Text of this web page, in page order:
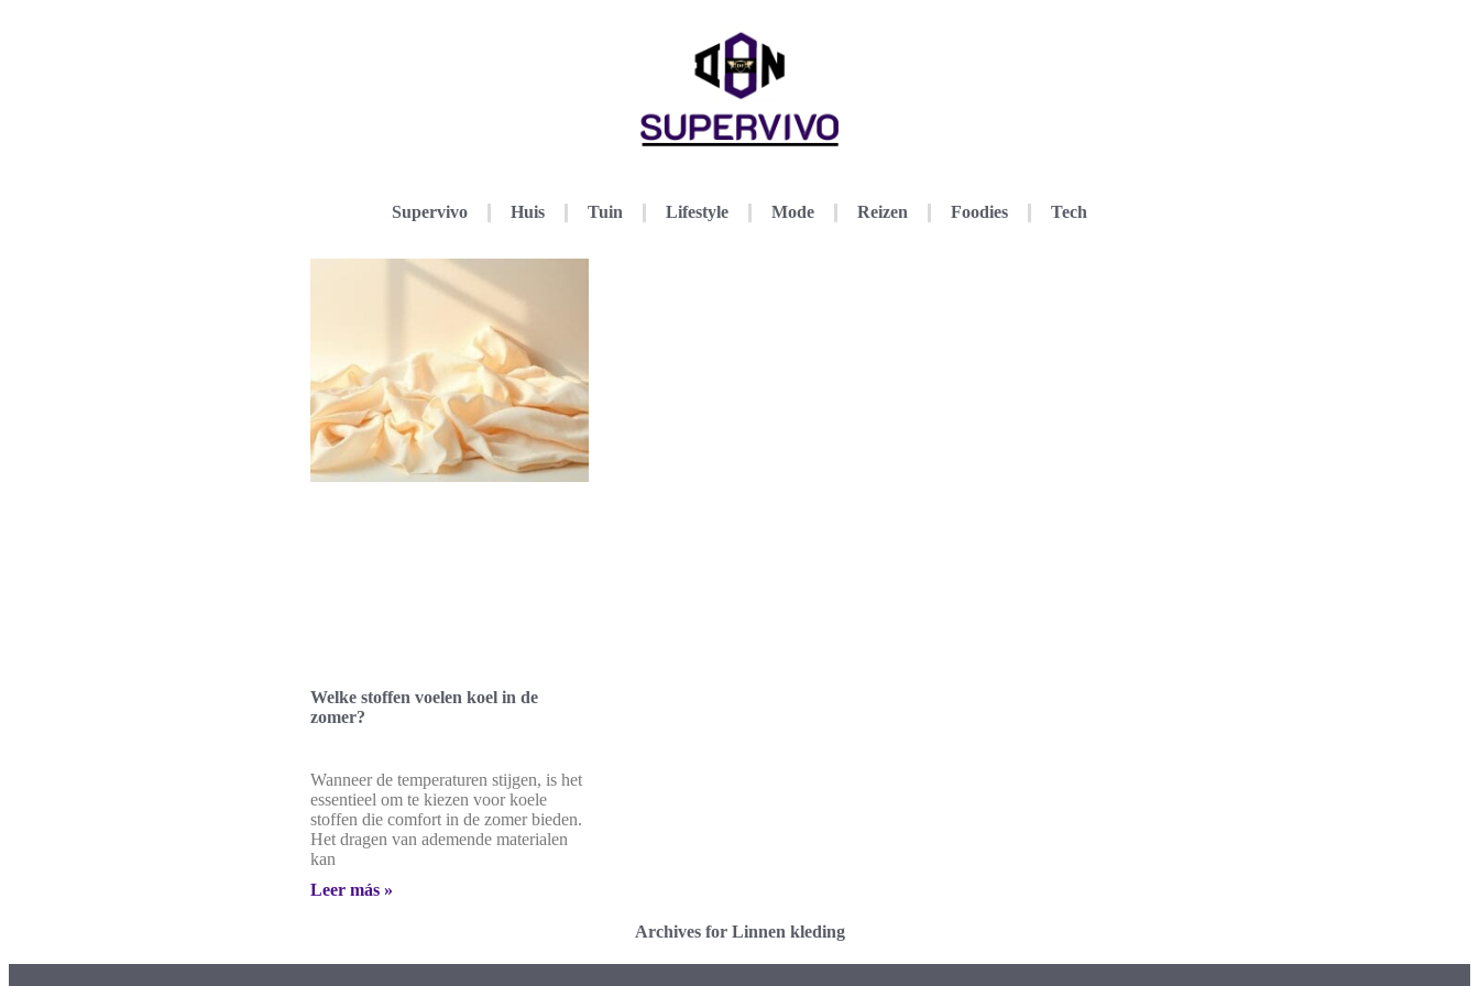
Supervivo Huis Tuin Lifestyle Mode Reizen Foodies Tech
Welke stoffen voelen koel in de
zomer?
Wanneer de temperaturen stijgen, is het
essentieel om te kiezen voor koele
stoffen die comfort in de zomer bieden.
Het dragen van ademende materialen
kan
Leer más »
Archives for Linnen kleding